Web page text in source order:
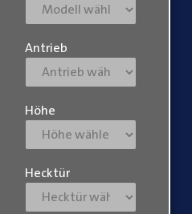
Antrieb
Höhe
Hecktür